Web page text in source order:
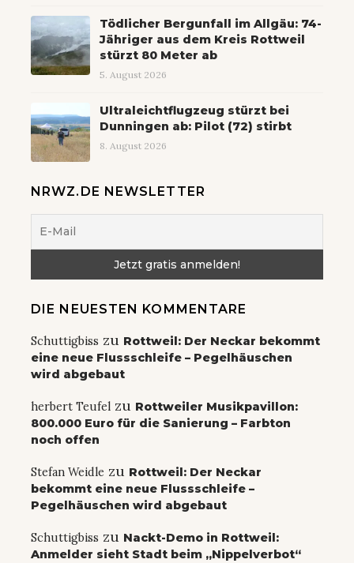
Tödlicher Bergunfall im Allgäu: 74-
Jähriger aus dem Kreis Rottweil
stürzt 80 Meter ab
5. August 2026
Ultraleichtflugzeug stürzt bei
Dunningen ab: Pilot (72) stirbt
8. August 2026
NRWZ.DE NEWSLETTER
DIE NEUESTEN KOMMENTARE
Schuttigbiss zu Rottweil: Der Neckar bekommt
eine neue Flussschleife – Pegelhäuschen
wird abgebaut
herbert Teufel zu Rottweiler Musikpavillon:
800.000 Euro für die Sanierung – Farbton
noch offen
Stefan Weidle zu Rottweil: Der Neckar
bekommt eine neue Flussschleife –
Pegelhäuschen wird abgebaut
Schuttigbiss zu Nackt-Demo in Rottweil:
Anmelder sieht Stadt beim „Nippelverbot“